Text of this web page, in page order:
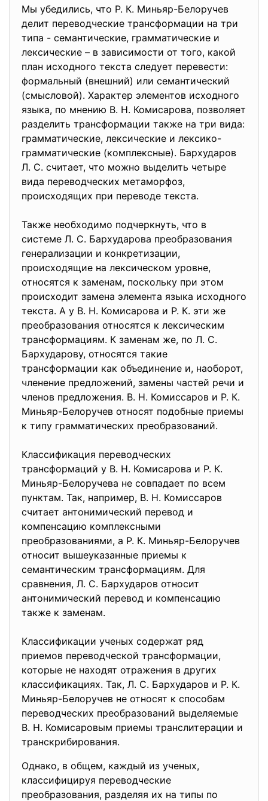
Мы убедились, что Р. К. Миньяр-Белоручев
делит переводческие трансформации на три
типа - семантические, грамматические и
лексические – в зависимости от того, какой
план исходного текста следует перевести:
формальный (внешний) или семантический
(смысловой). Характер элементов исходного
языка, по мнению В. Н. Комисарова, позволяет
разделить трансформации также на три вида:
грамматические, лексические и лексико-
грамматические (комплексные). Бархударов
Л. С. считает, что можно выделить четыре
вида переводческих метаморфоз,
происходящих при переводе текста.
Также необходимо подчеркнуть, что в
системе Л. С. Бархударова преобразования
генерализации и конкретизации,
происходящие на лексическом уровне,
относятся к заменам, поскольку при этом
происходит замена элемента языка исходного
текста. А у В. Н. Комисарова и Р. К. эти же
преобразования относятся к лексическим
трансформациям. К заменам же, по Л. С.
Бархударову, относятся такие
трансформации как объединение и, наоборот,
членение предложений, замены частей речи и
членов предложения. В. Н. Комиссаров и Р. К.
Миньяр-Белоручев относят подобные приемы
к типу грамматических преобразований.
Классификация переводческих
трансформаций у В. Н. Комисарова и Р. К.
Миньяр-Белоручева не совпадает по всем
пунктам. Так, например, В. Н. Комиссаров
считает антонимический перевод и
компенсацию комплексными
преобразованиями, а Р. К. Миньяр-Белоручев
относит вышеуказанные приемы к
семантическим трансформациям. Для
сравнения, Л. С. Бархударов относит
антонимический перевод и компенсацию
также к заменам.
Классификации ученых содержат ряд
приемов переводческой трансформации,
которые не находят отражения в других
классификациях. Так, Л. С. Бархударов и Р. К.
Миньяр-Белоручев не относят к способам
переводческих преобразований выделяемые
В. Н. Комисаровым приемы транслитерации и
транскрибирования.
Однако, в общем, каждый из ученых,
классифицируя переводческие
преобразования, разделяя их на типы по